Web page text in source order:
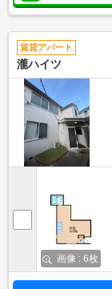
賃貸アパート
瀧ハイツ
画像 : 6枚